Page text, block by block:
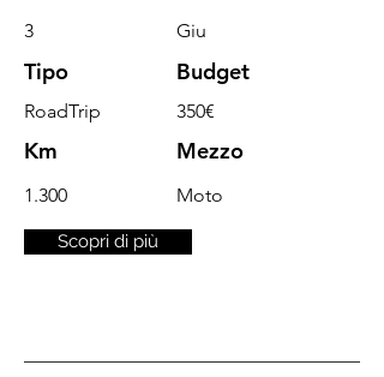
3 Giu
Tipo Budget
RoadTrip
Km
350€
Mezzo
1.300 Moto
Scopri di più